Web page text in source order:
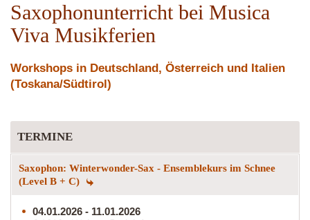
Saxophonunterricht bei Musica
Viva Musikferien
Workshops in Deutschland, Österreich und Italien
(Toskana/Südtirol)
TERMINE
Saxophon: Winterwonder-Sax - Ensemblekurs im Schnee
(Level B + C)
04.01.2026 - 11.01.2026